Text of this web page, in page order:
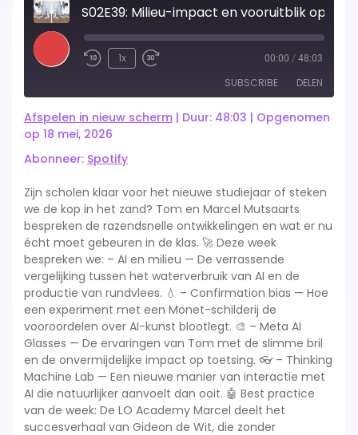
Play
Rewind
1x
seconds
00:00 / 48:03
SUBSCRIBE DELEN
Spotify
RSS FEED
DELEN
EMBED
Afspelen in nieuw scherm | Duur: 48:03 | Opgenomen
op 18 mei, 2026
Abonneer: Spotify
Zijn scholen klaar voor het nieuwe studiejaar of steken
we de kop in het zand? Tom en Marcel Mutsaarts
bespreken de razendsnelle ontwikkelingen en wat er nu
écht moet gebeuren in de klas. 🚀 Deze week
bespreken we: – AI en milieu — De verrassende
vergelijking tussen het waterverbruik van AI en de
productie van rundvlees. 💧 – Confirmation bias — Hoe
een experiment met een Monet-schilderij de
vooroordelen over AI-kunst blootlegt. 🎨 – Meta AI
Glasses — De ervaringen van Tom met de slimme bril
en de onvermijdelijke impact op toetsing. 👓 – Thinking
Machine Lab — Een nieuwe manier van interactie met
AI die natuurlijker aanvoelt dan ooit. 🤖 Best practice
van de week: De LO Academy Marcel deelt het
succesverhaal van Gideon de Wit, die zonder